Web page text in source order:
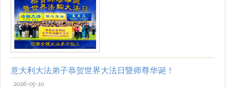
意大利大法弟子恭贺世界大法日暨师尊华诞！
2026-05-10